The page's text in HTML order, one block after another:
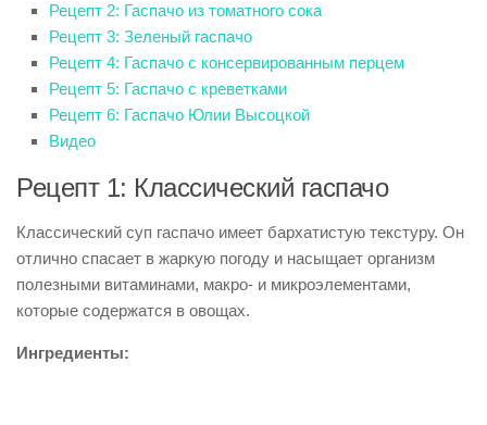
Рецепт 2: Гаспачо из томатного сока
Рецепт 3: Зеленый гаспачо
Рецепт 4: Гаспачо с консервированным перцем
Рецепт 5: Гаспачо с креветками
Рецепт 6: Гаспачо Юлии Высоцкой
Видео
Рецепт 1: Классический гаспачо
Классический суп гаспачо имеет бархатистую текстуру. Он
отлично спасает в жаркую погоду и насыщает организм
полезными витаминами, макро- и микроэлементами,
которые содержатся в овощах.
Ингредиенты: